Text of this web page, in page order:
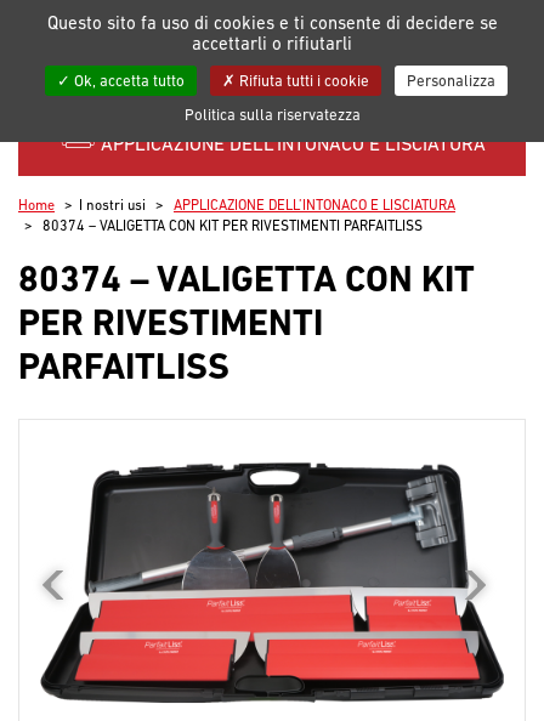
Le mie liste
APPLICAZIONE DELL’INTONACO E LISCIATURA
Home I nostri usi
APPLICAZIONE DELL’INTONACO E LISCIATURA
80374 – VALIGETTA CON KIT PER RIVESTIMENTI PARFAITLISS
80374 – VALIGETTA CON KIT
PER RIVESTIMENTI
PARFAITLISS
Questo sito fa uso di cookies e ti consente di decidere se
accettarli o rifiutarli
Ok, accetta tutto Rifiuta tutti i cookie
Personalizza
Politica sulla riservatezza